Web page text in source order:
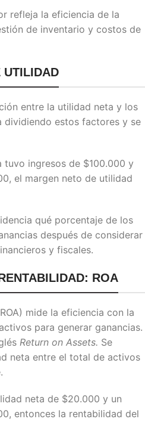
refleja la eficiencia de la
de inventario y costos de
UTILIDAD
entre la utilidad neta y los
dividiendo estos factores y se
ingresos de $100.000 y
el margen neto de utilidad
qué porcentaje de los
después de considerar
y fiscales.
ROA
mide la eficiencia con la
para generar ganancias.
Return on Assets. Se
neta entre el total de activos
neta de $20.000 y un
entonces la rentabilidad del